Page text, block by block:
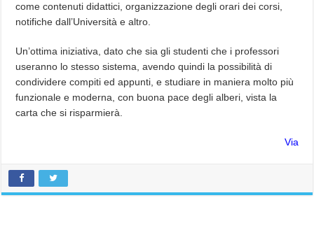
come contenuti didattici, organizzazione degli orari dei corsi,
notifiche dall’Università e altro.
Un’ottima iniziativa, dato che sia gli studenti che i professori
useranno lo stesso sistema, avendo quindi la possibilità di
condividere compiti ed appunti, e studiare in maniera molto più
funzionale e moderna, con buona pace degli alberi, vista la
carta che si risparmierà.
Via